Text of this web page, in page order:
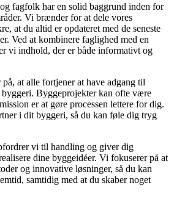
fagfolk har en solid baggrund inden for
Vi brænder for at dele vores
at du altid er opdateret med de seneste
Ved at kombinere faglighed med en
vi indhold, der er både informativt og
at alle fortjener at have adgang til
Byggeprojekter kan ofte være
er at gøre processen lettere for dig.
i dit byggeri, så du kan føle dig tryg
vi til handling og giver dig
dine byggeidéer. Vi fokuserer på at
og innovative løsninger, så du kan
samtidig med at du skaber noget